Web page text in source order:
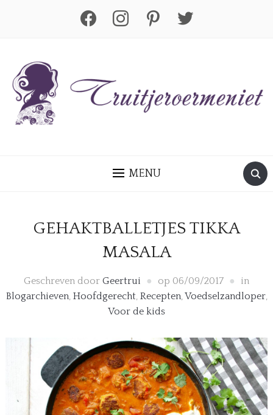
facebook instagram pinterest twitter
MENU
GEHAKTBALLETJES TIKKA
MASALA
Geschreven door Geertrui op 06/09/2017
in
Blogarchieven, Hoofdgerecht, Recepten,Voedselzandloper,
Voor de kids